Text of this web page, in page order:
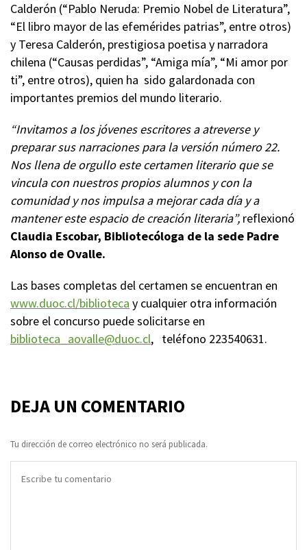
Calderón (“Pablo Neruda: Premio Nobel de Literatura”,
“El libro mayor de las efemérides patrias”, entre otros)
y Teresa Calderón, prestigiosa poetisa y narradora
chilena (“Causas perdidas”, “Amiga mía”, “Mi amor por
ti”, entre otros), quien ha sido galardonada con
importantes premios del mundo literario.
“Invitamos a los jóvenes escritores a atreverse y
preparar sus narraciones para la versión número 22.
Nos llena de orgullo este certamen literario que se
vincula con nuestros propios alumnos y con la
comunidad y nos impulsa a mejorar cada día y a
mantener este espacio de creación literaria”, reflexionó
Claudia Escobar, Bibliotecóloga de la sede Padre
Alonso de Ovalle.
Las bases completas del certamen se encuentran en
www.duoc.cl/biblioteca y cualquier otra información
sobre el concurso puede solicitarse en
biblioteca_aovalle@duoc.cl, teléfono 223540631.
DEJA UN COMENTARIO
Tu dirección de correo electrónico no será publicada.